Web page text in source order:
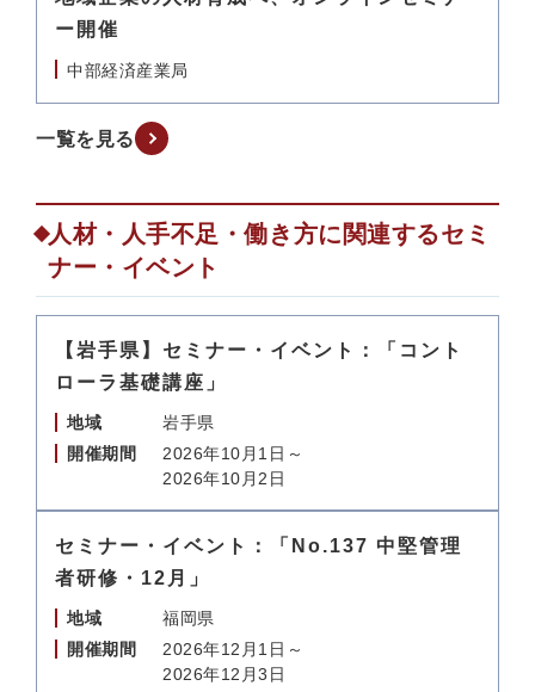
ー開催
中部経済産業局
一覧を見る
人材・人手不足・働き方に関連するセミ
ナー・イベント
【岩手県】セミナー・イベント：「コント
ローラ基礎講座」
地域
岩手県
開催期間
2026年10月1日～
2026年10月2日
セミナー・イベント：「No.137 中堅管理
者研修・12月」
地域
福岡県
開催期間
2026年12月1日～
2026年12月3日